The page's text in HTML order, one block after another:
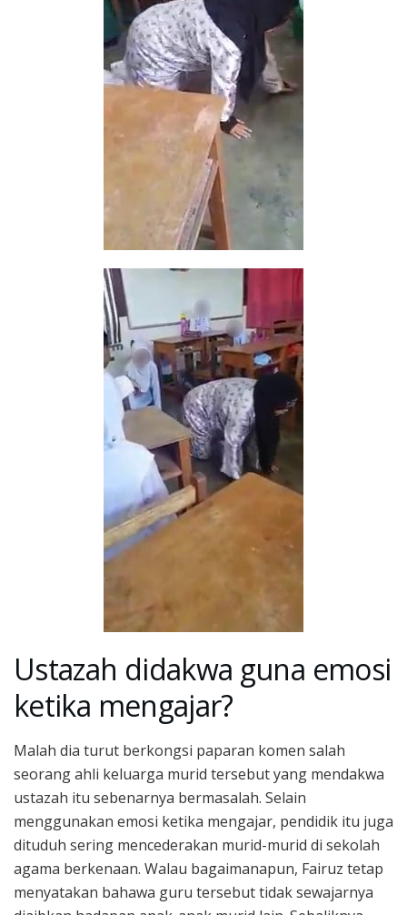
Ustazah didakwa guna emosi
ketika mengajar?
Malah dia turut berkongsi paparan komen salah
seorang ahli keluarga murid tersebut yang mendakwa
ustazah itu sebenarnya bermasalah. Selain
menggunakan emosi ketika mengajar, pendidik itu juga
dituduh sering mencederakan murid-murid di sekolah
agama berkenaan. Walau bagaimanapun, Fairuz tetap
menyatakan bahawa guru tersebut tidak sewajarnya